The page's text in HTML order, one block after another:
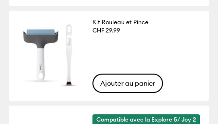
Kit Rouleau et Pince
CHF 29.99
Ajouter au panier
Compatible avec la Explore 5/ Joy 2